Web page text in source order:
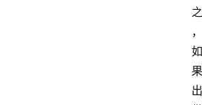
之
，
如
果
出